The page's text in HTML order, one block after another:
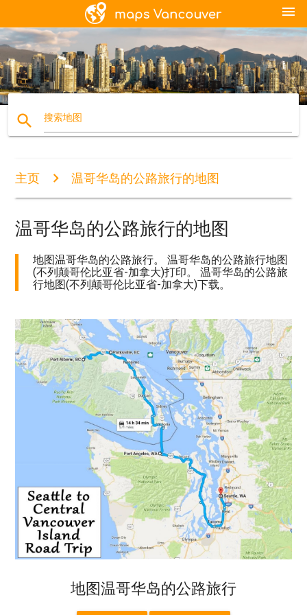
menu
search 搜索地图
主页 温哥华岛的公路旅行的地图
温哥华岛的公路旅行的地图
地图温哥华岛的公路旅行。 温哥华岛的公路旅行地图
(不列颠哥伦比亚省-加拿大)打印。 温哥华岛的公路旅
行地图(不列颠哥伦比亚省-加拿大)下载。
地图温哥华岛的公路旅行